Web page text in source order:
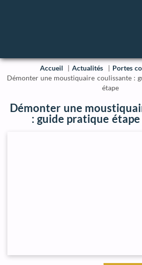
Accueil Actualités
Portes
Démonter une moustiquaire coulissante :
étape
Démonter une
: guide pratique